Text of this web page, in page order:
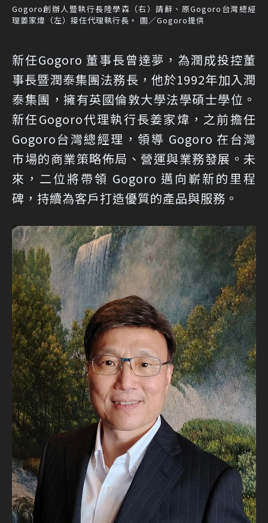
Gogoro創辦人暨執行長陸學森（右）請辭、原Gogoro台灣總經
理姜家煒（左）接任代理執行長。 圖／Gogoro提供
新任Gogoro 董事長曾達夢，為潤成投控董
事長暨潤泰集團法務長，他於1992年加入潤
泰集團，擁有英國倫敦大學法學碩士學位。
新任Gogoro代理執行長姜家煒，之前擔任
Gogoro台灣總經理，領導 Gogoro 在台灣
市場的商業策略佈局、營運與業務發展。未
來，二位將帶領 Gogoro 邁向嶄新的里程
碑，持續為客戶打造優質的產品與服務。